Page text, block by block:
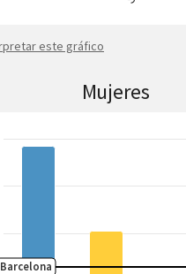
este gráfico
Mujeres
Barcelona